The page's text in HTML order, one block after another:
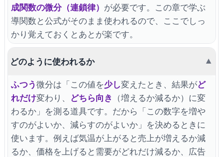
成関数の微分（連鎖律） が必要です。この章で学ぶ
導関数と公式がそのまま使われるので、ここでしっ
かり覚えておくとあとが楽です。
どのように使われるか ▼
ふつう微分は「この値を少し変えたとき、結果がど
れだけ変わり、 どちら向き
（増えるか減るか）に変
わるか」を測る道具です。だから「この数字を増や
すのがよいか、減らすのがよいか」を決めるときに
使います。例えば気温が上がると売上が増えるか減
るか、価格を上げると需要がどれだけ減るか、広告